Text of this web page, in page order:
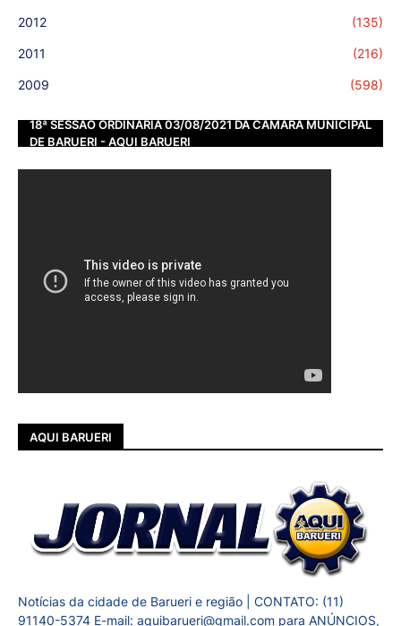
2012 (135)
2011 (216)
2009 (598)
18ª SESSÃO ORDINÁRIA 03/08/2021 DA CÂMARA MUNICIPAL
DE BARUERI - AQUI BARUERI
AQUI BARUERI
Notícias da cidade de Barueri e região | CONTATO: (11)
91140-5374 E-mail: aquibarueri@gmail.com para ANÚNCIOS,